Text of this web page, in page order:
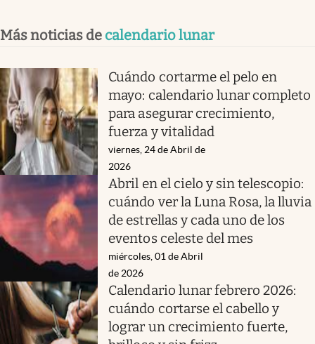
Más noticias de calendario lunar
Cuándo cortarme el pelo en
mayo: calendario lunar completo
para asegurar crecimiento,
fuerza y vitalidad
viernes, 24 de Abril de
2026
Abril en el cielo y sin telescopio:
cuándo ver la Luna Rosa, la lluvia
de estrellas y cada uno de los
eventos celeste del mes
miércoles, 01 de Abril
de 2026
Calendario lunar febrero 2026:
cuándo cortarse el cabello y
lograr un crecimiento fuerte,